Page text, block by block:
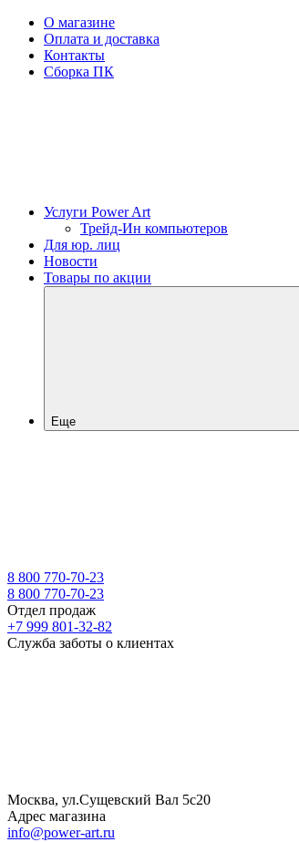
О магазине
Оплата и доставка
Контакты
Сборка ПК
Услуги Power Art
Трейд-Ин компьютеров
Для юр. лиц
Новости
Товары по акции
Еще
8 800 770-70-23
8 800 770-70-23
Отдел продаж
+7 999 801-32-82
Служба заботы о клиентах
Москва, ул.Сущевский Вал 5с20
Адрес магазина
info@power-art.ru